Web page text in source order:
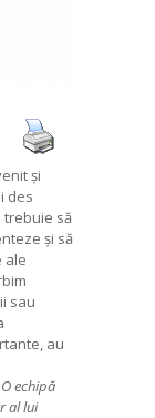
și
des
trebuie să
și să
ale
sau
au
echipă
al lui